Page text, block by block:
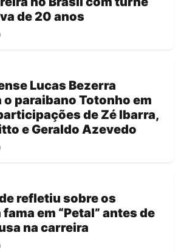
de 20 anos
Lucas Bezerra
o paraibano Totonho em
de Zé Ibarra,
e Geraldo Azevedo
refletiu sobre os
em “Petal” antes de
na carreira